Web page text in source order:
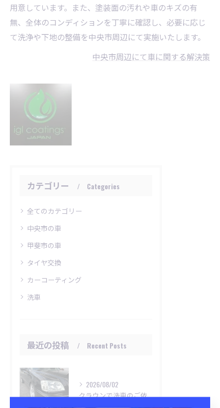
用意しています。また、塗装面の汚れや車のキズの有
無、全体のコンディションを丁寧に確認し、必要に応じ
て洗浄や下地の整備を中央市周辺にて実施いたします。
中央市周辺にて車に関する解決策
自分でカーコー
ティング出来る
おススメ商品
カテゴリー Categories
全てのカテゴリー
中央市の車
甲斐市の車
タイヤ交換
カーコーティング
洗車
最近の投稿 Recent Posts
2026/08/02
クラウンで洗車のご依頼いただきました😊